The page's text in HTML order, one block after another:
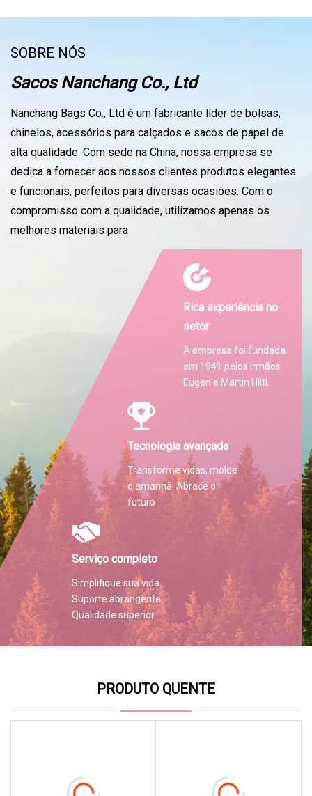
SOBRE NÓS
Sacos Nanchang Co., Ltd
Nanchang Bags Co., Ltd é um fabricante líder de bolsas,
chinelos, acessórios para calçados e sacos de papel de
alta qualidade. Com sede na China, nossa empresa se
dedica a fornecer aos nossos clientes produtos elegantes
e funcionais, perfeitos para diversas ocasiões. Com o
compromisso com a qualidade, utilizamos apenas os
melhores materiais para
Rica experiência no
setor
A empresa foi fundada
em 1941 pelos irmãos
Eugen e Martin Hilti.
Tecnologia avançada
Transforme vidas, molde
o amanhã. Abrace o
futuro
Serviço completo
Simplifique sua vida.
Suporte abrangente.
Qualidade superior.
PRODUTO QUENTE